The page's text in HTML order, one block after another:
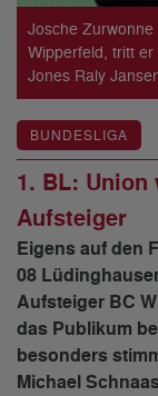
Josche
Wipperfeld, tritt
Jones Raly
BUNDESLIGA
1. BL: Union
Aufsteiger
Eigens auf den
08
Aufsteiger BC
das Publikum
besonders
Michael